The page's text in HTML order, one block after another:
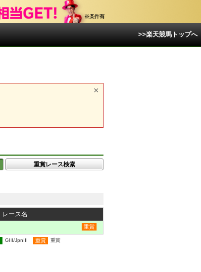
>>楽天競馬トップへ
重賞レース検索
レース名
重賞
GIII/JpnIII 重賞 重賞